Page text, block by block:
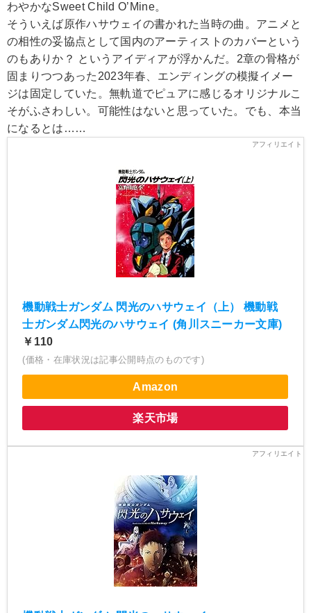
わやかなSweet Child O’Mine。
そういえば原作ハサウェイの書かれた当時の曲。アニメと
の相性の妥協点として国内のアーティストのカバーという
のもありか？ というアイディアが浮かんだ。2章の骨格が
固まりつつあった2023年春、エンディングの模擬イメー
ジは固定していた。無軌道でピュアに感じるオリジナルこ
そがふさわしい。可能性はないと思っていた。でも、本当
になるとは……
機動戦士ガンダム 閃光のハサウェイ（上） 機動戦
士ガンダム閃光のハサウェイ (角川スニーカー文庫)
￥110
(価格・在庫状況は記事公開時点のものです)
Amazon
楽天市場